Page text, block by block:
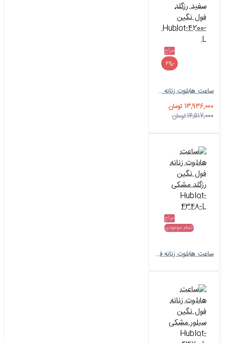
حراج
-4%
ساعت هابلوت زنانه سفید رزگلد فول نگین Hublot-4200-L
13,936,000 تومان
14,517,000 تومان
حراج
اتمام موجودی
ساعت هابلوت زنانه فول نگین رزگلد مشکی Hublot-4348-L